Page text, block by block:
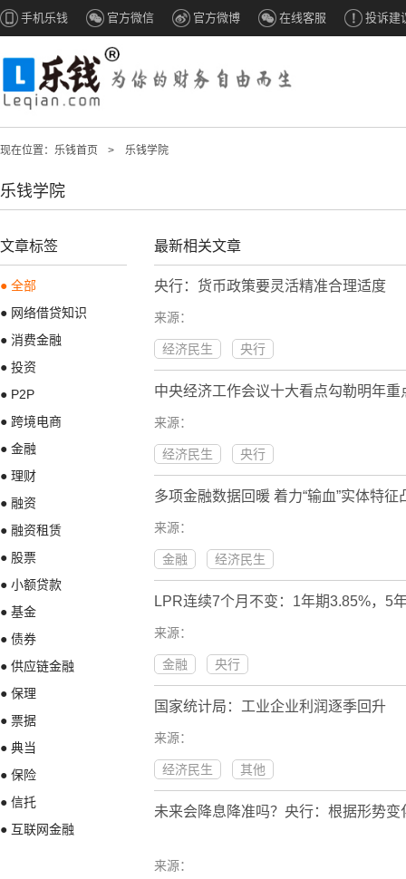
手机乐钱 官方微信 官方微博 在线客服 投诉建
现在位置： 乐钱首页 > 乐钱学院
乐钱学院
文章标签
● 全部
● 网络借贷知识
● 消费金融
● 投资
● P2P
● 跨境电商
● 金融
● 理财
● 融资
● 融资租赁
● 股票
● 小额贷款
● 基金
● 债券
● 供应链金融
● 保理
● 票据
● 典当
● 保险
● 信托
● 互联网金融
最新相关文章
央行：货币政策要灵活精准合理适度
来源：
经济民生 央行
中央经济工作会议十大看点勾勒明年重
来源：
经济民生 央行
多项金融数据回暖 着力“输血”实体特征
来源：
金融 经济民生
LPR连续7个月不变：1年期3.85%，5
来源：
金融 央行
国家统计局：工业企业利润逐季回升
来源：
经济民生 其他
未来会降息降准吗？央行：根据形势
来源：